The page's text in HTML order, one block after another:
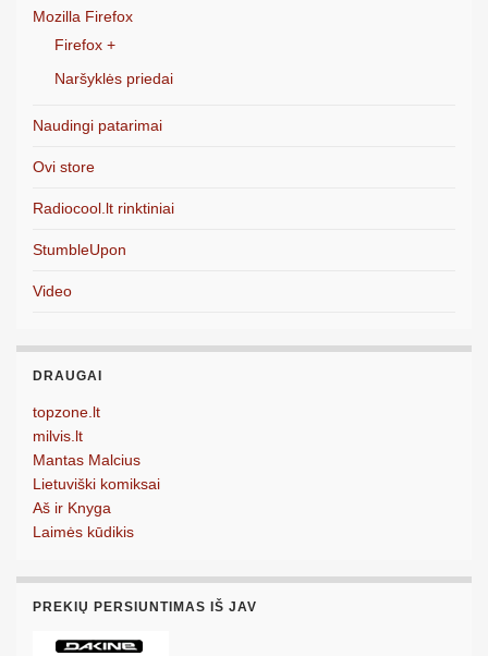
Mozilla Firefox
Firefox +
Naršyklės priedai
Naudingi patarimai
Ovi store
Radiocool.lt rinktiniai
StumbleUpon
Video
DRAUGAI
topzone.lt
milvis.lt
Mantas Malcius
Lietuviški komiksai
Aš ir Knyga
Laimės kūdikis
PREKIŲ PERSIUNTIMAS IŠ JAV